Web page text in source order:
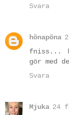
Svara
hönapöna
fniss...
gör med
Svara
Mjuka 24